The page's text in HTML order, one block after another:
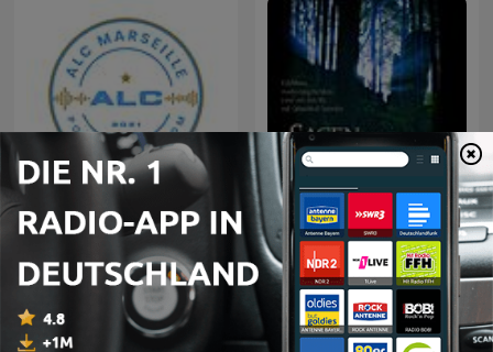
ALC Marseille ITH – Sagen & Götter